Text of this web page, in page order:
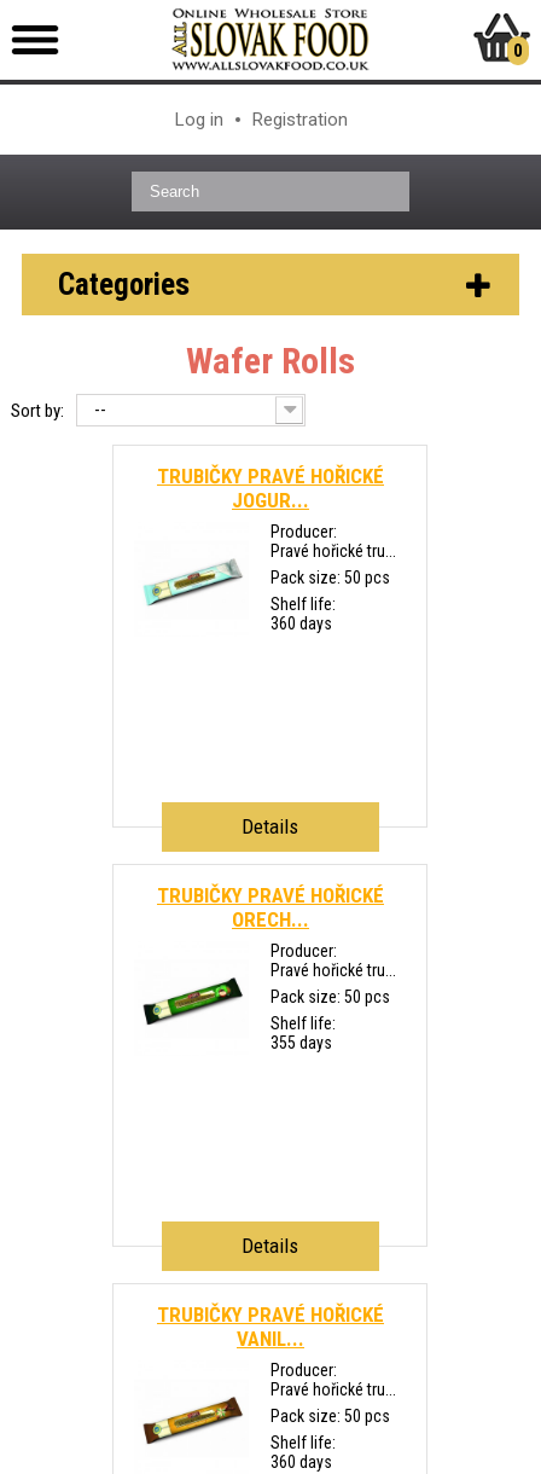
Log in Registration
0
Categories
Wafer Rolls
Sort by: --
TRUBIČKY PRAVÉ HOŘICKÉ
JOGUR...
Producer:
Pravé hořické tru...
Pack size: 50 pcs
Shelf life:
360 days
Details
TRUBIČKY PRAVÉ HOŘICKÉ
ORECH...
Producer:
Pravé hořické tru...
Pack size: 50 pcs
Shelf life:
355 days
Details
TRUBIČKY PRAVÉ HOŘICKÉ
VANIL...
Producer:
Pravé hořické tru...
Pack size: 50 pcs
Shelf life:
360 days